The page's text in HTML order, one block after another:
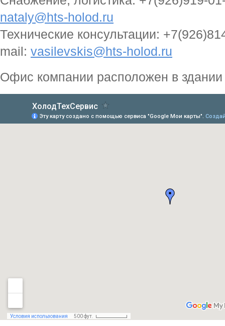
nataly@hts-holod.ru
Технические консультации:
mail: vasilevskis@hts-holod.ru
Офис компании расположен в